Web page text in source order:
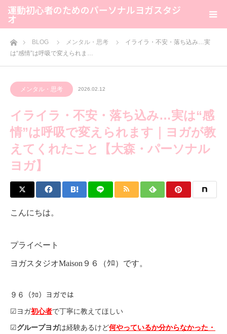
運動初心者のためのパーソナルヨガスタジ
オ
ホームBLOG メンタル・思考
イライラ・不安・落ち込み…実
は“感情”は呼吸で変えられま…
メンタル・思考 2026.02.12
イライラ・不安・落ち込み…実は“感
情”は呼吸で変えられます｜ヨガが教
えてくれたこと【大森・パーソナル
ヨガ】
こんにちは。
プライベート
ヨガスタジオMaison９６（ｸﾛ）です。
９６（ｸﾛ）ヨガでは
☑︎ヨガ初心者で丁寧に教えてほしい
☑︎グループヨガは経験あるけど何やっているか分からなかった・